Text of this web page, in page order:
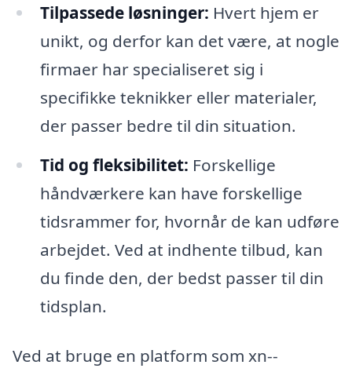
Tilpassede løsninger: Hvert hjem er
unikt, og derfor kan det være, at nogle
firmaer har specialiseret sig i
specifikke teknikker eller materialer,
der passer bedre til din situation.
Tid og fleksibilitet: Forskellige
håndværkere kan have forskellige
tidsrammer for, hvornår de kan udføre
arbejdet. Ved at indhente tilbud, kan
du finde den, der bedst passer til din
tidsplan.
Ved at bruge en platform som xn--